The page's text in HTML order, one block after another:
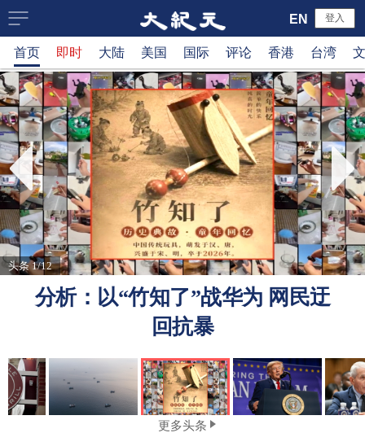
大
纪
元
新
闻
网
登入
EN
首页 即时 大陆 美国 国际 评论 香港 台湾
头条 1/12
分析：以“竹知了”战华为 网民迂
回抗暴
更多头条